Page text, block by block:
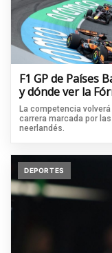
F1 GP de Países
y dónde ver la
La competencia
carrera marcada por
neerlandés.
DEPORTES